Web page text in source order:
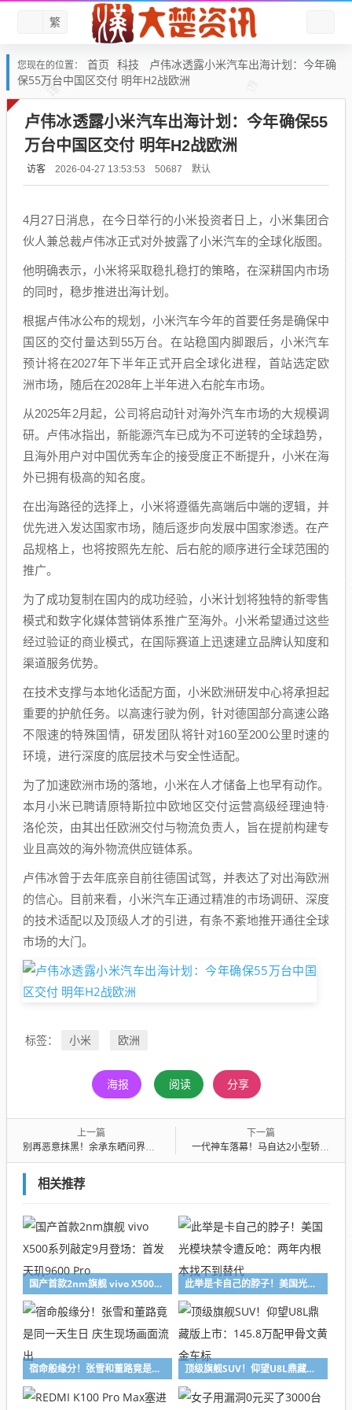
繁
您现在的位置： 首页 科技
卢伟冰透露小米汽车出海计划：今年确
保55万台中国区交付 明年H2战欧洲
卢伟冰透露小米汽车出海计划：今年确保55
万台中国区交付 明年H2战欧洲
访客 2026-04-27 13:53:53 50687 默认
4月27日消息，在今日举行的小米投资者日上，小米集团合
伙人兼总裁卢伟冰正式对外披露了小米汽车的全球化版图。
他明确表示，小米将采取稳扎稳打的策略，在深耕国内市场
的同时，稳步推进出海计划。
根据卢伟冰公布的规划，小米汽车今年的首要任务是确保中
国区的交付量达到55万台。在站稳国内脚跟后，小米汽车
预计将在2027年下半年正式开启全球化进程，首站选定欧
洲市场，随后在2028年上半年进入右舵车市场。
从2025年2月起，公司将启动针对海外汽车市场的大规模调
研。卢伟冰指出，新能源汽车已成为不可逆转的全球趋势，
且海外用户对中国优秀车企的接受度正不断提升，小米在海
外已拥有极高的知名度。
在出海路径的选择上，小米将遵循先高端后中端的逻辑，并
优先进入发达国家市场，随后逐步向发展中国家渗透。在产
品规格上，也将按照先左舵、后右舵的顺序进行全球范围的
推广。
为了成功复制在国内的成功经验，小米计划将独特的新零售
模式和数字化媒体营销体系推广至海外。小米希望通过这些
经过验证的商业模式，在国际赛道上迅速建立品牌认知度和
渠道服务优势。
在技术支撑与本地化适配方面，小米欧洲研发中心将承担起
重要的护航任务。以高速行驶为例，针对德国部分高速公路
不限速的特殊国情，研发团队将针对160至200公里时速的
环境，进行深度的底层技术与安全性适配。
为了加速欧洲市场的落地，小米在人才储备上也早有动作。
本月小米已聘请原特斯拉中欧地区交付运营高级经理迪特·
洛伦茨，由其出任欧洲交付与物流负责人，旨在提前构建专
业且高效的海外物流供应链体系。
卢伟冰曾于去年底亲自前往德国试驾，并表达了对出海欧洲
的信心。目前来看，小米汽车正通过精准的市场调研、深度
的技术适配以及顶级人才的引进，有条不紊地推开通往全球
市场的大门。
标签： 小米 欧洲
海报 阅读 分享
上一篇
别再恶意抹黑！余承东晒问界车有多结实：5辆车才算把M6撞翻
下一篇
一代神车落幕！马自达2小型轿车将于今夏停产 库存清完即止
相关推荐
国产首款2nm旗舰 vivo X500系列敲定9月登场：首发天玑9600 Pro 此举是卡自己的脖子！美国光模块禁令遭反呛：两年内根本找不到替代
宿命般缘分！张雪和董路竟是同一天生日 庆生现场画面流出 顶级旗舰SUV！仰望U8L鼎藏版上市：145.8万配甲骨文黄金车标